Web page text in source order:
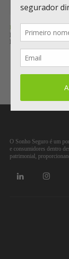
RATING
FITCH REAFIRMA
PERSPECTIVA
O Sonho Seguro é um
e consumidores dentro
patrimonial,